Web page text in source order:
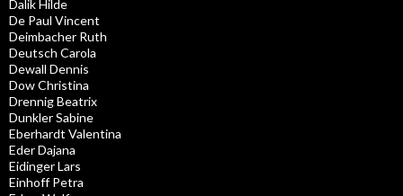
Dalik Hilde
De Paul Vincent
Deimbacher Ruth
Deutsch Carola
Dewall Dennis
Dow Christina
Drennig Beatrix
Dunkler Sabine
Eberhardt Valentina
Eder Dajana
Eidinger Lars
Einhoff Petra